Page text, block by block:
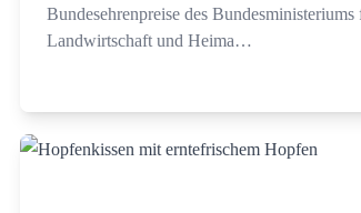
Bundesehrenpreise des
Landwirtschaft und Heima…